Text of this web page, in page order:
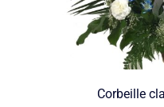
Corbeille